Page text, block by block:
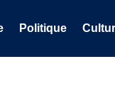
Politique